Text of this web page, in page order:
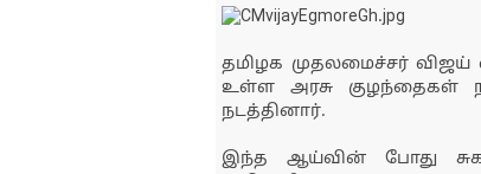
தமிழக முதலமைச்சர் விஜய்
உள்ள அரசு குழந்தைகள்
நடத்தினார்.
இந்த ஆய்வின் போது